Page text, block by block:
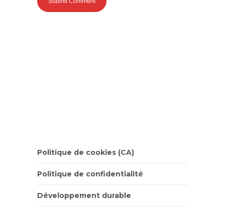
Politique de cookies (CA)
Politique de confidentialité
Développement durable